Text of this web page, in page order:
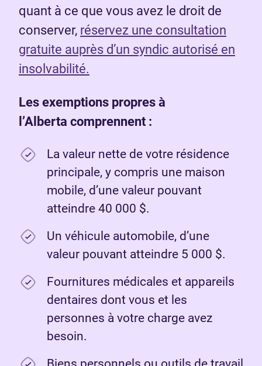
quant à ce que vous avez le droit de
conserver, réservez une consultation
gratuite auprès d’un syndic autorisé en
insolvabilité.
Les exemptions propres à
l’Alberta comprennent :
La valeur nette de votre résidence
principale, y compris une maison
mobile, d’une valeur pouvant
atteindre 40 000 $.
Un véhicule automobile, d’une
valeur pouvant atteindre 5 000 $.
Fournitures médicales et appareils
dentaires dont vous et les
personnes à votre charge avez
besoin.